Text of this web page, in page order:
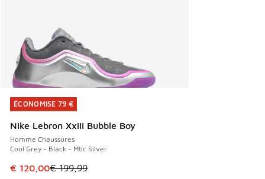
ÉCONOMISE 79 €
Nike Lebron Xxiii Bubble Boy
Homme Chaussures
Cool Grey - Black - Mtlc Silver
Cet article est en promotion. Prix en baisse de € 199,99 à
€ 120,00€ 199,99
ÉCONOMISE 79 €